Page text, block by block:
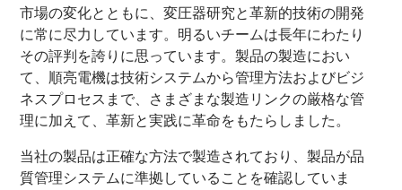
市場の変化とともに、変圧器研究と革新的技術の開発
に常に尽力しています。明るいチームは長年にわたり
その評判を誇りに思っています。製品の製造におい
て、順亮電機は技術システムから管理方法およびビジ
ネスプロセスまで、さまざまな製造リンクの厳格な管
理に加えて、革新と実践に革命をもたらしました。
当社の製品は正確な方法で製造されており、製品が品
質管理システムに準拠していることを確認していま